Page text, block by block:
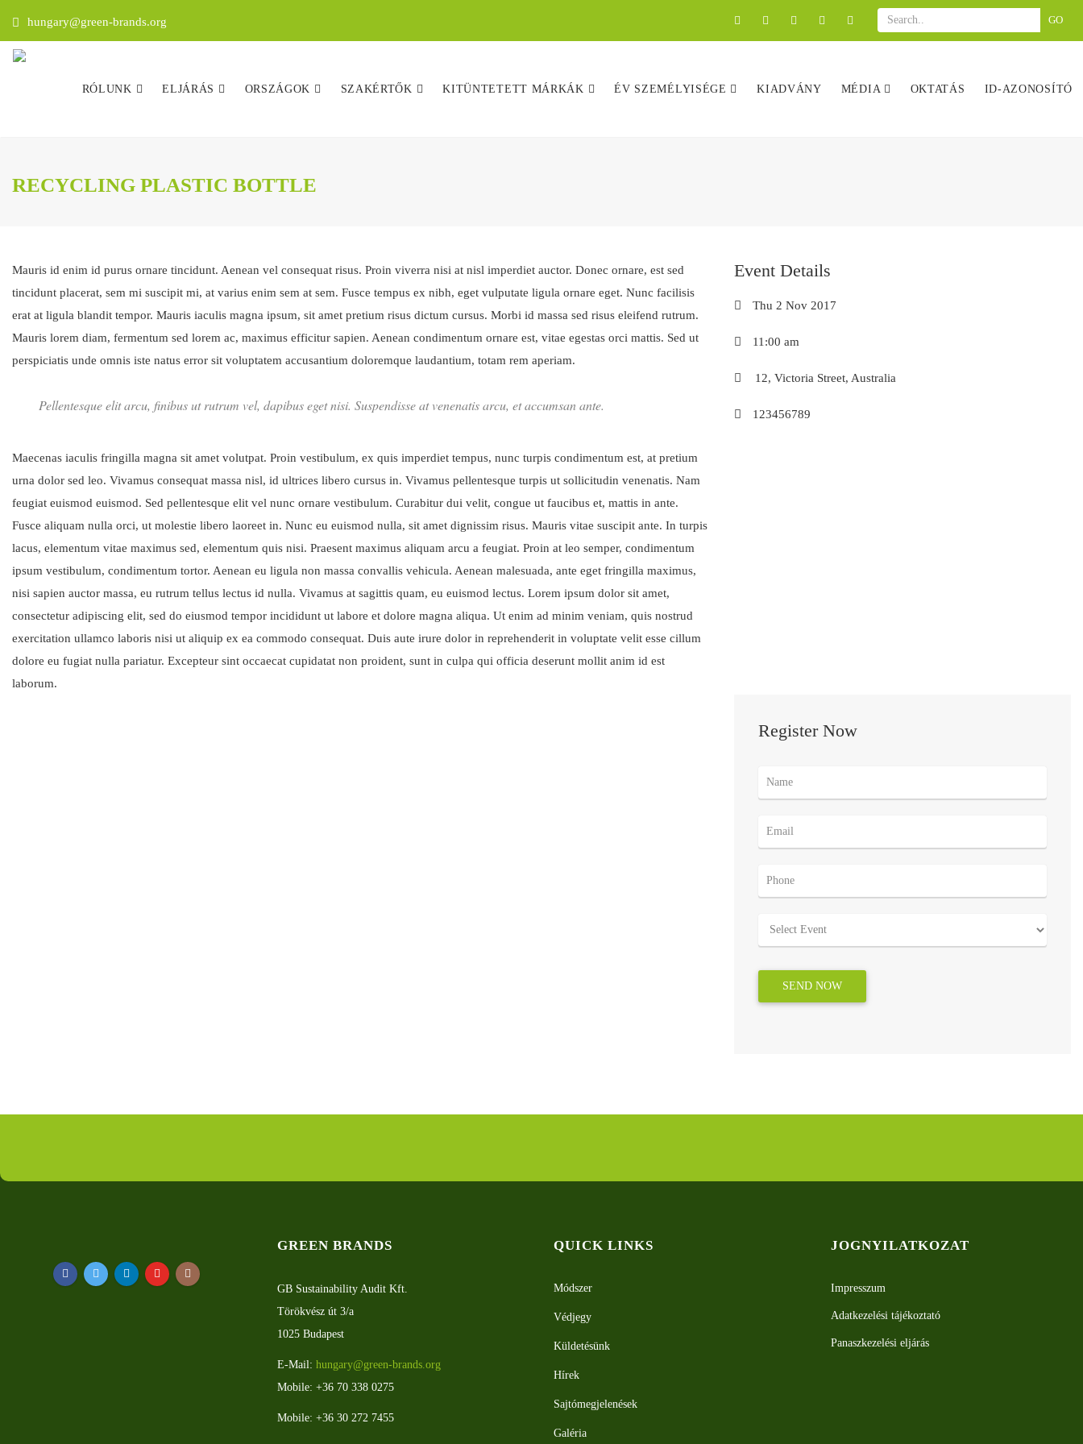
hungary@green-brands.org GO
RÓLUNK ELJÁRÁS ORSZÁGOK SZAKÉRTŐK KITÜNTETETT MÁRKÁK ÉV SZEMÉLYISÉGE KIADVÁNY MÉDIA OKTATÁS ID-AZONOSÍTÓ
RECYCLING PLASTIC BOTTLE
Mauris id enim id purus ornare tincidunt. Aenean vel consequat risus. Proin viverra nisi at nisl imperdiet auctor. Donec ornare, est sed
tincidunt placerat, sem mi suscipit mi, at varius enim sem at sem. Fusce tempus ex nibh, eget vulputate ligula ornare eget. Nunc facilisis
erat at ligula blandit tempor. Mauris iaculis magna ipsum, sit amet pretium risus dictum cursus. Morbi id massa sed risus eleifend rutrum.
Mauris lorem diam, fermentum sed lorem ac, maximus efficitur sapien. Aenean condimentum ornare est, vitae egestas orci mattis. Sed ut
perspiciatis unde omnis iste natus error sit voluptatem accusantium doloremque laudantium, totam rem aperiam.
Pellentesque elit arcu, finibus ut rutrum vel, dapibus eget nisi. Suspendisse at venenatis arcu, et accumsan ante.
Maecenas iaculis fringilla magna sit amet volutpat. Proin vestibulum, ex quis imperdiet tempus, nunc turpis condimentum est, at pretium
urna dolor sed leo. Vivamus consequat massa nisl, id ultrices libero cursus in. Vivamus pellentesque turpis ut sollicitudin venenatis. Nam
feugiat euismod euismod. Sed pellentesque elit vel nunc ornare vestibulum. Curabitur dui velit, congue ut faucibus et, mattis in ante.
Fusce aliquam nulla orci, ut molestie libero laoreet in. Nunc eu euismod nulla, sit amet dignissim risus. Mauris vitae suscipit ante. In turpis
lacus, elementum vitae maximus sed, elementum quis nisi. Praesent maximus aliquam arcu a feugiat. Proin at leo semper, condimentum
ipsum vestibulum, condimentum tortor. Aenean eu ligula non massa convallis vehicula. Aenean malesuada, ante eget fringilla maximus,
nisi sapien auctor massa, eu rutrum tellus lectus id nulla. Vivamus at sagittis quam, eu euismod lectus. Lorem ipsum dolor sit amet,
consectetur adipiscing elit, sed do eiusmod tempor incididunt ut labore et dolore magna aliqua. Ut enim ad minim veniam, quis nostrud
exercitation ullamco laboris nisi ut aliquip ex ea commodo consequat. Duis aute irure dolor in reprehenderit in voluptate velit esse cillum
dolore eu fugiat nulla pariatur. Excepteur sint occaecat cupidatat non proident, sunt in culpa qui officia deserunt mollit anim id est
laborum.
Event Details
Thu 2 Nov 2017
11:00 am
12, Victoria Street, Australia
123456789
Register Now
GREEN BRANDS
GB Sustainability Audit Kft.
Törökvész út 3/a
1025 Budapest
E-Mail: hungary@green-brands.org
Mobile: +36 70 338 0275
Mobile: +36 30 272 7455
QUICK LINKS
Módszer
Védjegy
Küldetésünk
Hírek
Sajtómegjelenések
Galéria
JOGNYILATKOZAT
Impresszum
Adatkezelési tájékoztató
Panaszkezelési eljárás